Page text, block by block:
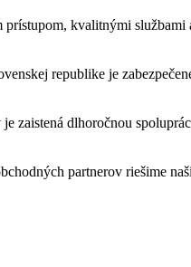
kvalitnými
republike je
zaistená dlhoročnou
partnerov riešime